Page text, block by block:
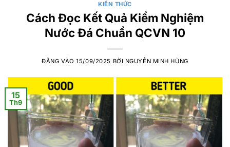
KIẾN THỨC
Cách Đọc Kết Quả Kiểm Nghiệm
Nước Đá Chuẩn QCVN 10
ĐĂNG VÀO15/09/2025 BỞI NGUYỄN MINH HÙNG
15
Th9